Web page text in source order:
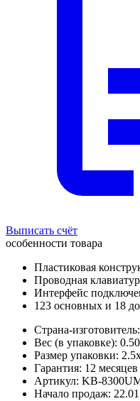
Выписать счёт
особенности товара
Пластиковая
Проводная
Интерфейс
123 основных и 18
Страна-
Вес (в упаковке):
Размер упаковки:
Гарантия: 12 месяцев
Артикул: KB-
Начало продаж: